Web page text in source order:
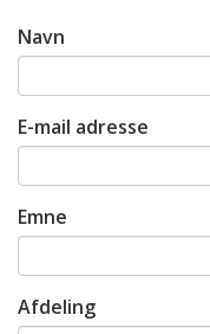
Navn
E-mail adresse
Emne
Afdeling